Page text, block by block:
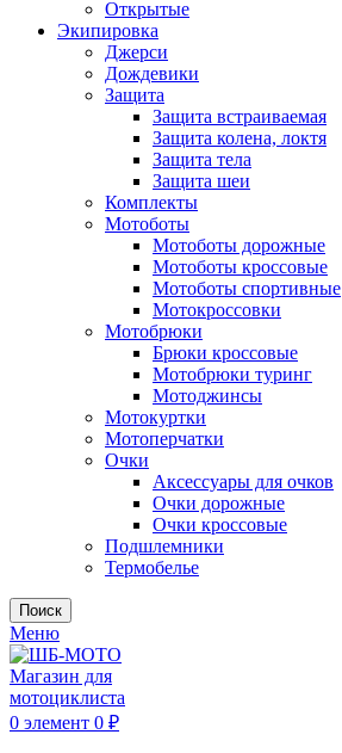
Открытые
Экипировка
Джерси
Дождевики
Защита
Защита встраиваемая
Защита колена, локтя
Защита тела
Защита шеи
Комплекты
Мотоботы
Мотоботы дорожные
Мотоботы кроссовые
Мотоботы спортивные
Мотокроссовки
Мотобрюки
Брюки кроссовые
Мотобрюки туринг
Мотоджинсы
Мотокуртки
Мотоперчатки
Очки
Аксессуары для очков
Очки дорожные
Очки кроссовые
Подшлемники
Термобелье
Поиск
Меню
0 элемент 0 ₽